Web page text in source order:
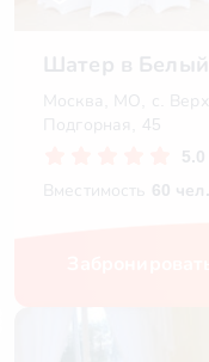
Шатер в Белый
Москва, МО, с.
Подгорная, 45
5.0
Вместимость 60 чел.